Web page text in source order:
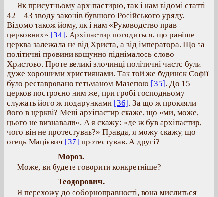
Як присутньому архіпастирю, так і нам відомі статті
42 – 43 зводу законів бувшого Російського уряду.
Відомо також йому, як і нам «Руководство прав
церковних» [34]. Архіпастир погодиться, що раніше
церква залежала не від Христа, а від імператора. Що за
політичні провини кощунно піднімалось слово
Христово. Проте великі злочинці політичні часто були
дуже хорошими християнами. Так той же будинок Софії
було реставровано гетьманом Мазепою [35]. До 15
церков построєно ним же, при гробі господньому
служать його ж подарунками [36]. За що ж прокляли
його в церкві? Мені архіпастир скаже, що «ми, може,
цього не визнавали». А я скажу: «де ж був архіпастир,
чого він не протестував?» Правда, я можу скажу, що
огець Мацієвич [37] протестував. А другі?
Мороз.
Може, ви будете говорити конкретніше?
Теодорович.
Я перехожу до соборноправності, вона мислиться